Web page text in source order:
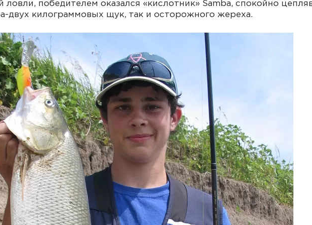
ловли, победителем оказался «кислотник» Samba, спокойно
двух килограммовых щук, так и осторожного жереха.